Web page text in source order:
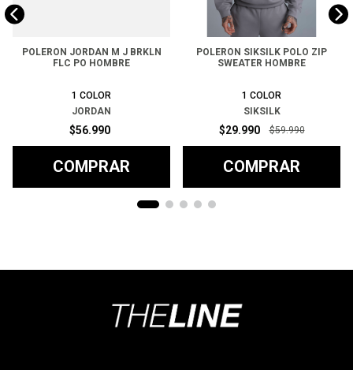
POLERON JORDAN M J BRKLN
FLC PO HOMBRE
1 COLOR
JORDAN
$56.990
COMPRAR
POLERON SIKSILK POLO ZIP
SWEATER HOMBRE
1 COLOR
SIKSILK
$29.990 $59.990
COMPRAR